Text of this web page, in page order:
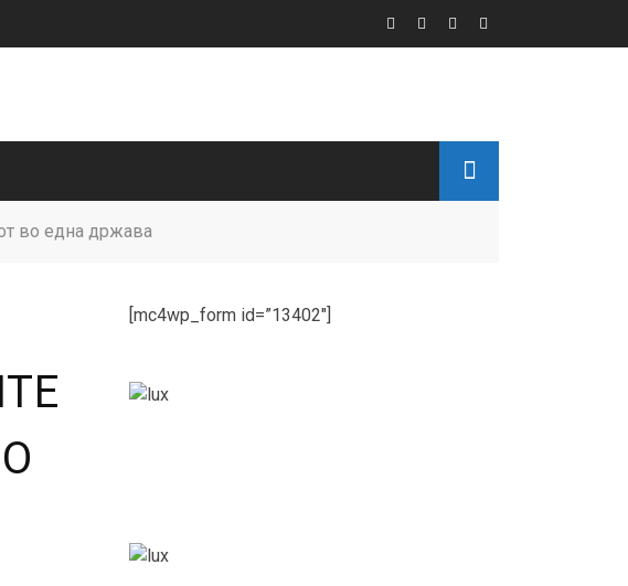
во една држава
[mc4wp_form id=”13402″]